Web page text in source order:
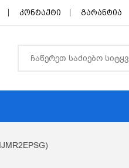
კონტაქტი გარანტია